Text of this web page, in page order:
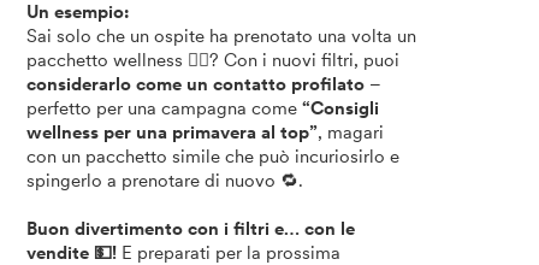
Un esempio:
Sai solo che un ospite ha prenotato una volta un
pacchetto wellness 🧖‍♀️? Con i nuovi filtri, puoi
considerarlo come un contatto profilato –
perfetto per una campagna come“Consigli
wellness per una primavera al top”, magari
con un pacchetto simile che può incuriosirlo e
spingerlo a prenotare di nuovo 🔁.
Buon divertimento con i filtri e… con le
vendite 💵! E preparati per la prossima